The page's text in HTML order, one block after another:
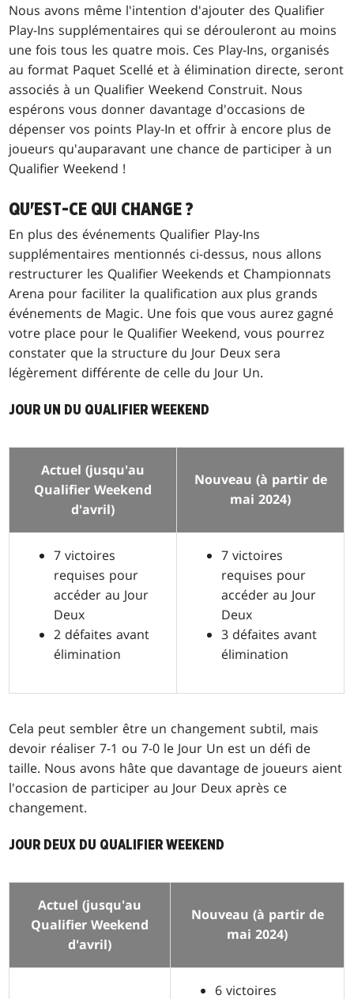
Nous avons même l'intention d'ajouter des Qualifier
Play-Ins supplémentaires qui se dérouleront au moins
une fois tous les quatre mois. Ces Play-Ins, organisés
au format Paquet Scellé et à élimination directe, seront
associés à un Qualifier Weekend Construit. Nous
espérons vous donner davantage d'occasions de
dépenser vos points Play-In et offrir à encore plus de
joueurs qu'auparavant une chance de participer à un
Qualifier Weekend !
QU'EST-CE QUI CHANGE ?
En plus des événements Qualifier Play-Ins
supplémentaires mentionnés ci-dessus, nous allons
restructurer les Qualifier Weekends et Championnats
Arena pour faciliter la qualification aux plus grands
événements de Magic. Une fois que vous aurez gagné
votre place pour le Qualifier Weekend, vous pourrez
constater que la structure du Jour Deux sera
légèrement différente de celle du Jour Un.
JOUR UN DU QUALIFIER WEEKEND
Actuel (jusqu'au
Qualifier Weekend
d'avril)
Nouveau (à partir de
mai 2024)
7 victoires
requises pour
accéder au Jour
Deux
2 défaites avant
élimination
7 victoires
requises pour
accéder au Jour
Deux
3 défaites avant
élimination
Cela peut sembler être un changement subtil, mais
devoir réaliser 7-1 ou 7-0 le Jour Un est un défi de
taille. Nous avons hâte que davantage de joueurs aient
l'occasion de participer au Jour Deux après ce
changement.
JOUR DEUX DU QUALIFIER WEEKEND
Actuel (jusqu'au
Qualifier Weekend
d'avril)
Nouveau (à partir de
mai 2024)
6 victoires